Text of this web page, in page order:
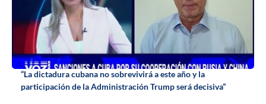
“La dictadura cubana no sobrevivirá a este año y la
participación de la Administración Trump será decisiva”